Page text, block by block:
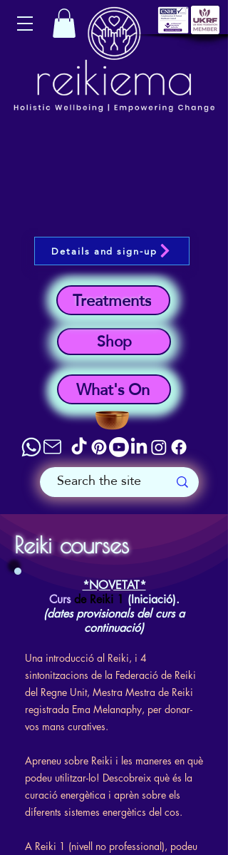
What's On
Shop
Treatments
Details and sign-up
Reiki courses
*NOVETAT*
Cursde Reiki 1 (Iniciació).
(dates provisionals del curs a
continuació)
Una introducció al Reiki, i 4
sintonitzacions de la Federació de Reiki
del Regne Unit, Mestra Mestra de Reiki
registrada Ema Melanaphy, per donar-
vos mans curatives.
Apreneu sobre Reiki i les maneres en què
podeu utilitzar-lo! Descobreix què és la
curació energètica i aprèn sobre els
diferents sistemes energètics del cos.
A Reiki 1 (nivell no professional), podeu